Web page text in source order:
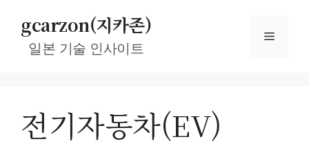
gcarzon(지카존)
일본 기술 인사이트
메
전기자동차(EV)